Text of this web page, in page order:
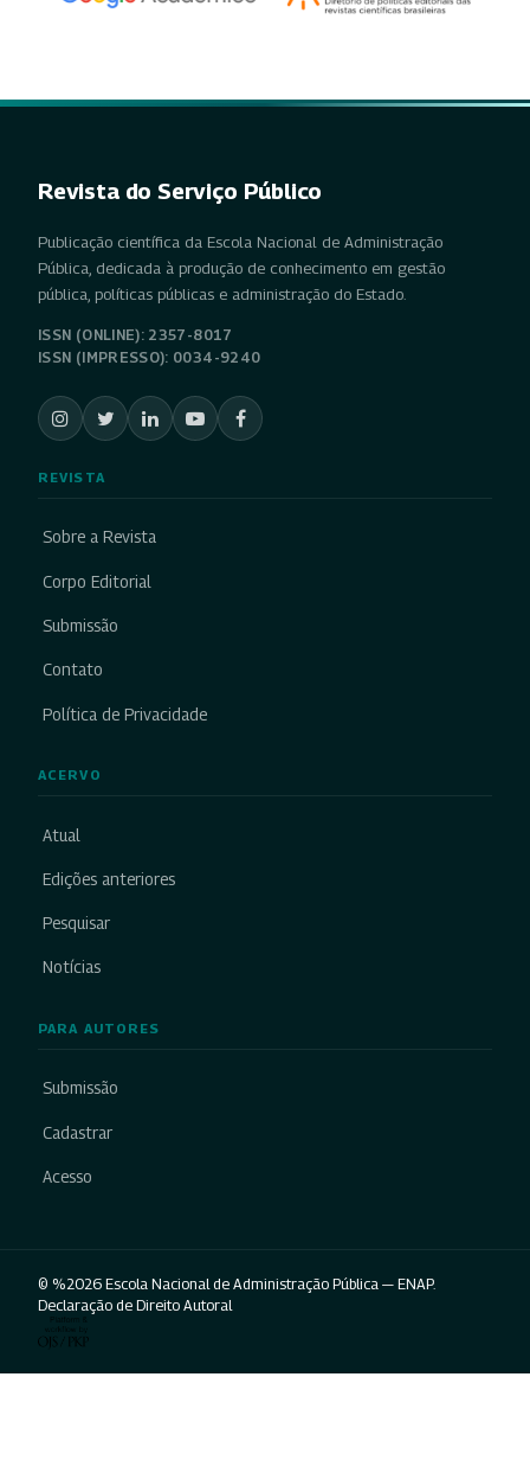
Revista do Serviço Público
Publicação científica da Escola Nacional de Administração
Pública, dedicada à produção de conhecimento em gestão
pública, políticas públicas e administração do Estado.
ISSN (ONLINE): 2357-8017
ISSN (IMPRESSO): 0034-9240
REVISTA
Sobre a Revista
Corpo Editorial
Submissão
Contato
Política de Privacidade
ACERVO
Atual
Edições anteriores
Pesquisar
Notícias
PARA AUTORES
Submissão
Cadastrar
Acesso
© %2026 Escola Nacional de Administração Pública — ENAP.
Declaração de Direito Autoral